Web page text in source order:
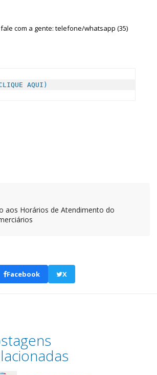
com a gente: telefone/whatsapp (35)
AQUI)
aos Horários de Atendimento do
Facebook X